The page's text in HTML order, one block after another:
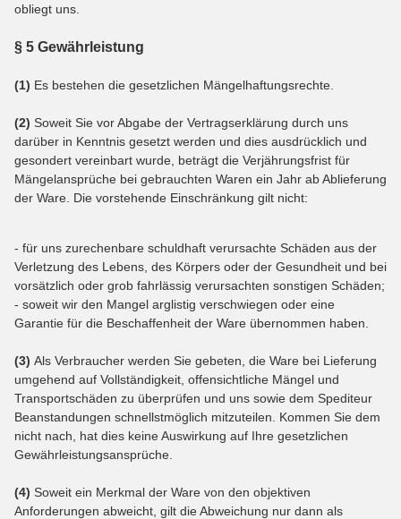
obliegt uns.
§ 5 Gewährleistung
(1) Es bestehen die gesetzlichen Mängelhaftungsrechte.
(2) Soweit Sie vor Abgabe der Vertragserklärung durch uns
darüber in Kenntnis gesetzt werden und dies ausdrücklich und
gesondert vereinbart wurde, beträgt die Verjährungsfrist für
Mängelansprüche bei gebrauchten Waren ein Jahr ab Ablieferung
der Ware. Die vorstehende Einschränkung gilt nicht:
- für uns zurechenbare schuldhaft verursachte Schäden aus der
Verletzung des Lebens, des Körpers oder der Gesundheit und bei
vorsätzlich oder grob fahrlässig verursachten sonstigen Schäden;
- soweit wir den Mangel arglistig verschwiegen oder eine
Garantie für die Beschaffenheit der Ware übernommen haben.
(3) Als Verbraucher werden Sie gebeten, die Ware bei Lieferung
umgehend auf Vollständigkeit, offensichtliche Mängel und
Transportschäden zu überprüfen und uns sowie dem Spediteur
Beanstandungen schnellstmöglich mitzuteilen. Kommen Sie dem
nicht nach, hat dies keine Auswirkung auf Ihre gesetzlichen
Gewährleistungsansprüche.
(4) Soweit ein Merkmal der Ware von den objektiven
Anforderungen abweicht, gilt die Abweichung nur dann als